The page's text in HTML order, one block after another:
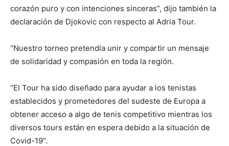
corazón puro y con intenciones sinceras”, dijo también la
declaración de Djokovic con respecto al Adria Tour.
“Nuestro torneo pretendía unir y compartir un mensaje
de solidaridad y compasión en toda la región.
“El Tour ha sido diseñado para ayudar a los tenistas
establecidos y prometedores del sudeste de Europa a
obtener acceso a algo de tenis competitivo mientras los
diversos tours están en espera debido a la situación de
Covid-19”.